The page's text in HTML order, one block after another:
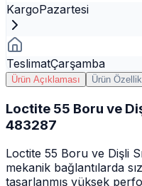
KargoPazartesi
TeslimatÇarşamba
Ürün Açıklaması Ürün
Loctite 55 Boru ve
483287
Loctite 55 Boru ve Dişli
mekanik bağlantılarda
tasarlanmış yüksek